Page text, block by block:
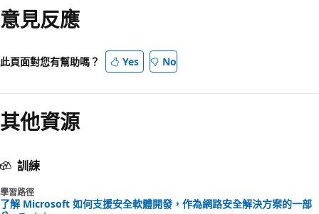
意見反應
此頁面對您有幫助嗎？ Yes No
其他資源
訓練
學習路徑
了解 Microsoft 如何支援安全軟體開發，作為網路安全解決方案的一部